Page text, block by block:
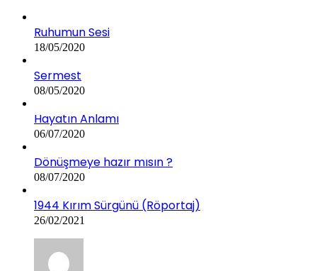
Ruhumun Sesi
18/05/2020
Sermest
08/05/2020
Hayatın Anlamı
06/07/2020
Dönüşmeye hazır mısın ?
08/07/2020
1944 Kırım Sürgünü (Röportaj)
26/02/2021